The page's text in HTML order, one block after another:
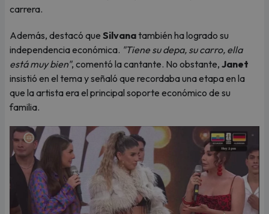
carrera.
Además, destacó que Silvana también ha logrado su
independencia económica. "Tiene su depa, su carro, ella
está muy bien", comentó la cantante. No obstante, Janet
insistió en el tema y señaló que recordaba una etapa en la
que la artista era el principal soporte económico de su
familia.